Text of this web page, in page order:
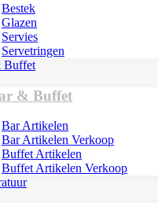
Bestek
Glazen
Servies
Servetringen
Buffet
& Buffet
Bar Artikelen
Bar Artikelen Verkoop
Buffet Artikelen
Buffet Artikelen Verkoop